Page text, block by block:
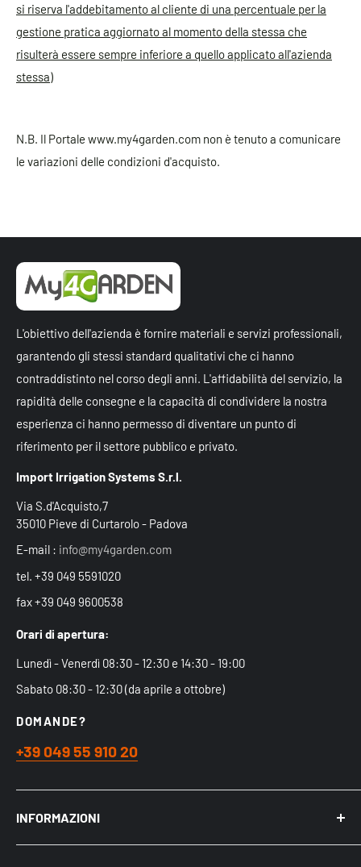
si riserva l'addebitamento al cliente di una percentuale per la
gestione pratica aggiornato al momento della stessa che
risulterà essere sempre inferiore a quello applicato all'azienda
stessa)
N.B. Il Portale www.my4garden.com non è tenuto a comunicare
le variazioni delle condizioni d'acquisto.
L'obiettivo dell'azienda è fornire materiali e servizi professionali,
garantendo gli stessi standard qualitativi che ci hanno
contraddistinto nel corso degli anni. L'affidabilità del servizio, la
rapidità delle consegne e la capacità di condividere la nostra
esperienza ci hanno permesso di diventare un punto di
riferimento per il settore pubblico e privato.
Import Irrigation Systems S.r.l.
Via S.d'Acquisto,7
35010 Pieve di Curtarolo - Padova
E-mail : info@my4garden.com
tel. +39 049 5591020
fax +39 049 9600538
Orari di apertura:
Lunedì - Venerdì 08:30 - 12:30 e 14:30 - 19:00
Sabato 08:30 - 12:30 (da aprile a ottobre)
DOMANDE?
+39 049 55 910 20
INFORMAZIONI
Chi siamo